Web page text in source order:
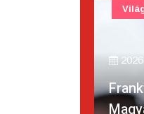
2026 augusztus 05.
Frankfurter
Magyar-